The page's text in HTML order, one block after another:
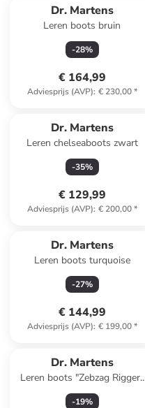
Dr. Martens
Leren boots bruin
-28%
€ 164,99
Adviesprijs (AVP): € 230,00*
Dr. Martens
Leren chelseaboots zwart
-35%
€ 129,99
Adviesprijs (AVP): € 200,00*
Dr. Martens
Leren boots turquoise
-27%
€ 144,99
Adviesprijs (AVP): € 199,00*
Dr. Martens
Leren boots "Zebzag Rigger"
zwart
-19%